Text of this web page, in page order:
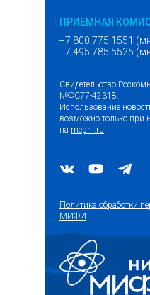
ПРИЕМНАЯ
+7 800 775 1551
+7 495 785 5525
Свидетельство
№ФС77-42318.
Использование
возможно только при
на mephi.ru.
Политика обработки
МИФИ